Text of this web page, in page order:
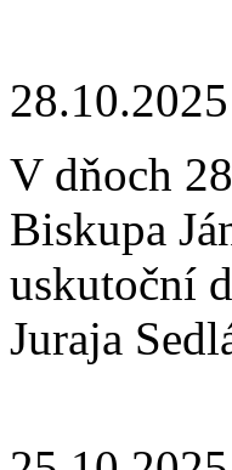
28.10.2025
V dňoch
Biskupa
uskutoční
Juraja